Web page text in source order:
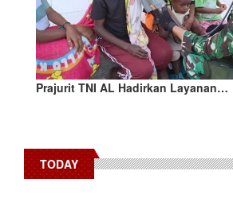
Prajurit TNI AL Hadirkan Layanan…
TODAY